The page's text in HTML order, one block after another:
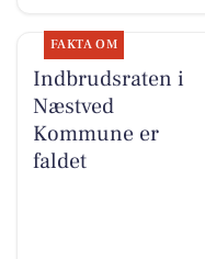
FAKTA OM
Indbrudsraten i
Næstved
Kommune er
faldet